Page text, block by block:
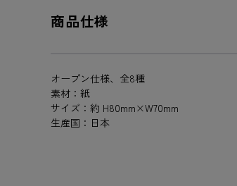
商品仕様
オープン仕様、全8種
素材：紙
サイズ：約 H80mm×W70mm
生産国：日本